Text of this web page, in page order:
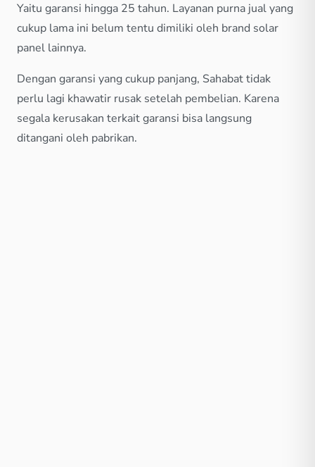
Yaitu garansi hingga 25 tahun. Layanan purna jual yang
cukup lama ini belum tentu dimiliki oleh brand solar
panel lainnya.
Dengan garansi yang cukup panjang, Sahabat tidak
perlu lagi khawatir rusak setelah pembelian. Karena
segala kerusakan terkait garansi bisa langsung
ditangani oleh pabrikan.